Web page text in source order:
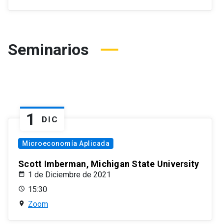
Seminarios
1 DIC
Microeconomía Aplicada
Scott Imberman, Michigan State University
1 de Diciembre de 2021
15:30
Zoom